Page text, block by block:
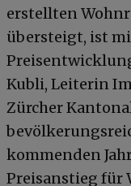
erstellten
übersteigt, ist
Kubli, Leiterin
Zürcher
kommenden
Preisanstieg für